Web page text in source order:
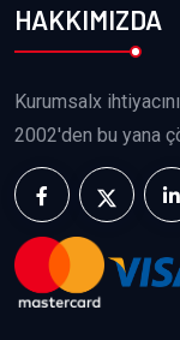
HAKKIMIZDA
Kurumsalx
2002'den bu yana